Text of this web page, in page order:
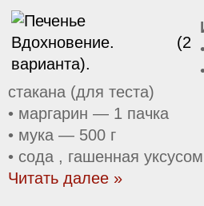
стакана (для теста)
• маргарин — 1 пачка
• мука — 500 г
• сода , гашенная уксусом
Читать далее »